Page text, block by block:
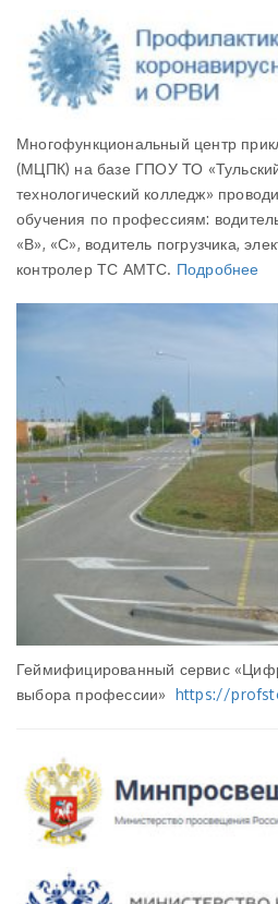
Многофункциональный центр
(МЦПК) на базе ГПОУ ТО
технологический колледж»
обучения по профессиям:
«В», «С», водитель погрузчика,
контролер ТС АМТС. Подробнее
Геймифицированный сервис
выбора профессии» https://